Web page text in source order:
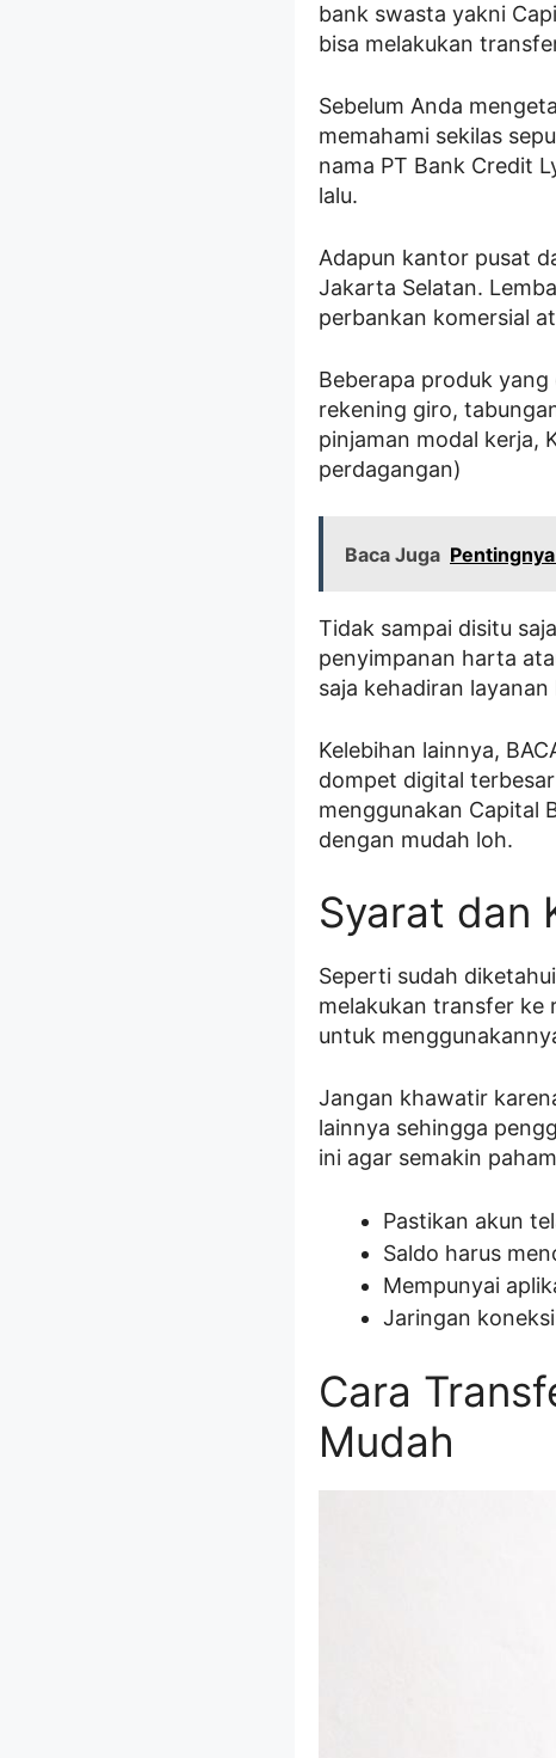
bank swasta yakni
bisa melakukan
Sebelum Anda
memahami sekilas
nama PT Bank Credit
lalu.
Adapun kantor pusat
Jakarta Selatan.
perbankan komersial
Beberapa produk
rekening giro,
pinjaman modal kerja,
perdagangan)
Baca Juga
Tidak sampai disitu
penyimpanan harta
saja kehadiran
Kelebihan lainnya,
dompet digital
menggunakan Capital
dengan mudah loh.
Syarat dan
Seperti sudah
melakukan transfer ke
untuk
Jangan khawatir
lainnya sehingga
ini agar semakin
Pastikan akun
Saldo harus
Mempunyai
Jaringan
Cara
Mudah